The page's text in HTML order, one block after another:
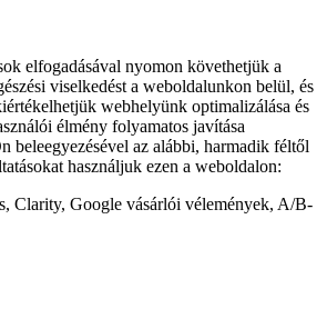
elfogadásával nyomon követhetjük a
viselkedést a weboldalunkon belül, és
webhelyünk optimalizálása és
élmény folyamatos javítása
beleegyezésével az alábbi, harmadik féltől
használjuk ezen a weboldalon:
Clarity, Google vásárlói vélemények, A/B-